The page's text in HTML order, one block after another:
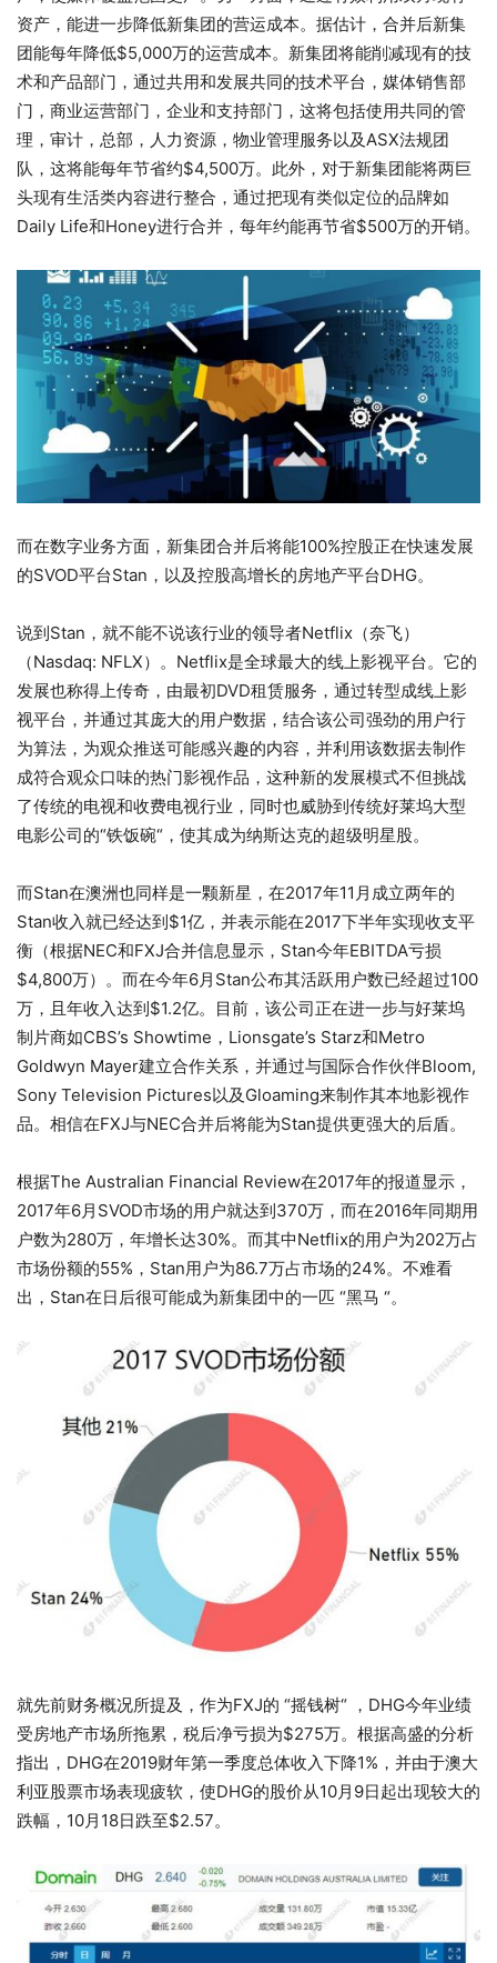
资产，能进一步降低新集团的营运成本。据估计，合并后新集
团能每年降低$5,000万的运营成本。新集团将能削减现有的技
术和产品部门，通过共用和发展共同的技术平台，媒体销售部
门，商业运营部门，企业和支持部门，这将包括使用共同的管
理，审计，总部，人力资源，物业管理服务以及ASX法规团
队，这将能每年节省约$4,500万。此外，对于新集团能将两巨
头现有生活类内容进行整合，通过把现有类似定位的品牌如
Daily Life和Honey进行合并，每年约能再节省$500万的开销。
而在数字业务方面，新集团合并后将能100%控股正在快速发展
的SVOD平台Stan，以及控股高增长的房地产平台DHG。
说到Stan，就不能不说该行业的领导者Netflix（奈飞）
（Nasdaq: NFLX）。Netflix是全球最大的线上影视平台。它的
发展也称得上传奇，由最初DVD租赁服务，通过转型成线上影
视平台，并通过其庞大的用户数据，结合该公司强劲的用户行
为算法，为观众推送可能感兴趣的内容，并利用该数据去制作
成符合观众口味的热门影视作品，这种新的发展模式不但挑战
了传统的电视和收费电视行业，同时也威胁到传统好莱坞大型
电影公司的“铁饭碗“，使其成为纳斯达克的超级明星股。
而Stan在澳洲也同样是一颗新星，在2017年11月成立两年的
Stan收入就已经达到$1亿，并表示能在2017下半年实现收支平
衡（根据NEC和FXJ合并信息显示，Stan今年EBITDA亏损
$4,800万）。而在今年6月Stan公布其活跃用户数已经超过100
万，且年收入达到$1.2亿。目前，该公司正在进一步与好莱坞
制片商如CBS’s Showtime，Lionsgate’s Starz和Metro
Goldwyn Mayer建立合作关系，并通过与国际合作伙伴Bloom,
Sony Television Pictures以及Gloaming来制作其本地影视作
品。相信在FXJ与NEC合并后将能为Stan提供更强大的后盾。
根据The Australian Financial Review在2017年的报道显示，
2017年6月SVOD市场的用户就达到370万，而在2016年同期用
户数为280万，年增长达30%。而其中Netflix的用户为202万占
市场份额的55%，Stan用户为86.7万占市场的24%。不难看
出，Stan在日后很可能成为新集团中的一匹 “黑马 “。
就先前财务概况所提及，作为FXJ的 “摇钱树“ ，DHG今年业绩
受房地产市场所拖累，税后净亏损为$275万。根据高盛的分析
指出，DHG在2019财年第一季度总体收入下降1%，并由于澳大
利亚股票市场表现疲软，使DHG的股价从10月9日起出现较大的
跌幅，10月18日跌至$2.57。